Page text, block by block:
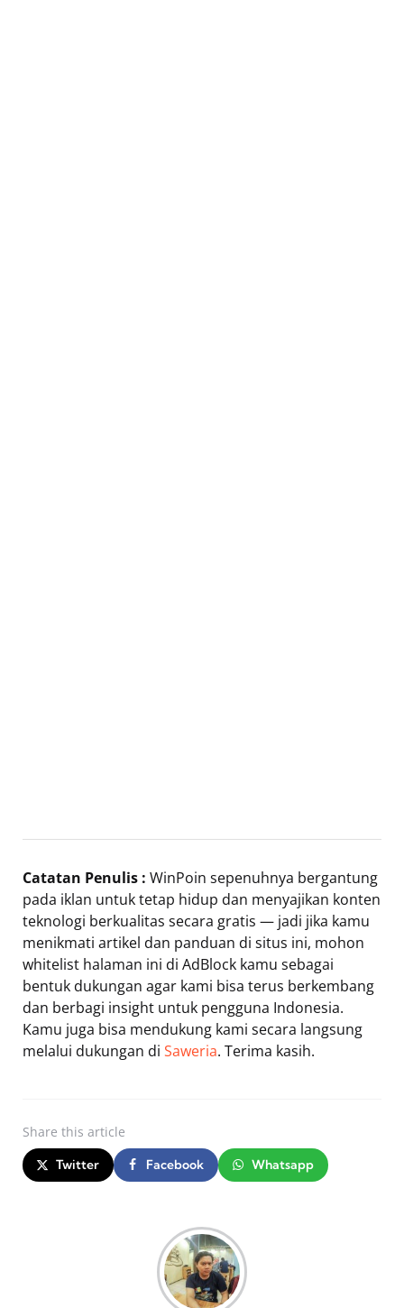
Catatan Penulis : WinPoin sepenuhnya bergantung
pada iklan untuk tetap hidup dan menyajikan konten
teknologi berkualitas secara gratis — jadi jika kamu
menikmati artikel dan panduan di situs ini, mohon
whitelist halaman ini di AdBlock kamu sebagai
bentuk dukungan agar kami bisa terus berkembang
dan berbagi insight untuk pengguna Indonesia.
Kamu juga bisa mendukung kami secara langsung
melalui dukungan di Saweria. Terima kasih.
Share this article
Twitter Facebook Whatsapp